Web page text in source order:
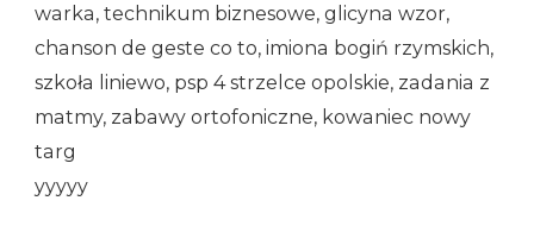
warka, technikum biznesowe, glicyna wzor,
chanson de geste co to, imiona bogiń rzymskich,
szkoła liniewo, psp 4 strzelce opolskie, zadania z
matmy, zabawy ortofoniczne, kowaniec nowy
targ
yyyyy